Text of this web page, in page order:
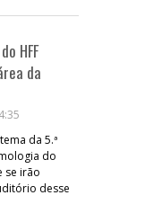
HFF
da
da 5.ª
do
se irão
desse